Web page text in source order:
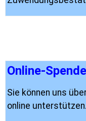
Online-Spende
Sie können uns
online unterstützen.